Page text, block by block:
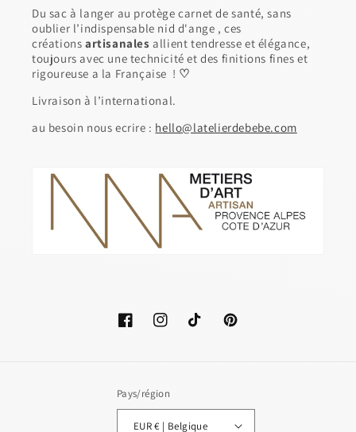
Du sac à langer au protège carnet de santé, sans
oublier l’indispensable nid d'ange , ces
créations artisanales allient tendresse et élégance,
toujours avec une technicité et des finitions fines et
rigoureuse a la Française ! ♡
Livraison à l’international.
au besoin nous ecrire : hello@latelierdebebe.com
FacebookInstagramTikTok Pinterest
Pays/région
EUR € | Belgique